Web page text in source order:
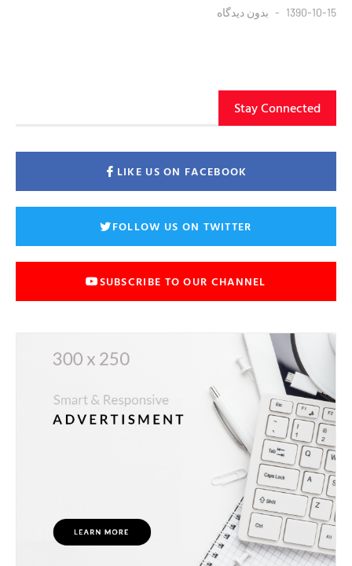
1390-10-15 بدون دیدگاه
Stay Connected
LIKE US ON FACEBOOK
FOLLOW US ON TWITTER
SUBSCRIBE TO OUR CHANNEL